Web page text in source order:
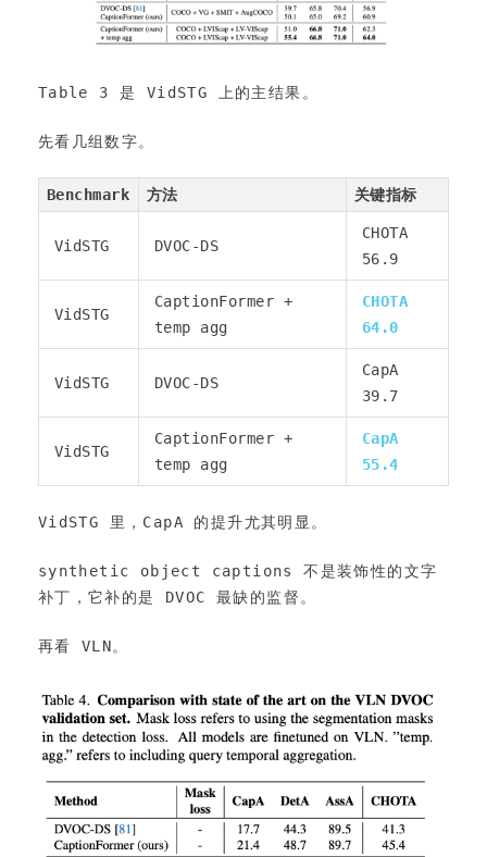
Table 3 是 VidSTG 上的主结果。
先看几组数字。
Benchmark 方法 关键指标
VidSTG DVOC-DS
CHOTA
56.9
VidSTG
CaptionFormer +
temp agg
CHOTA
64.0
VidSTG DVOC-DS
CapA
39.7
VidSTG
CaptionFormer +
temp agg
CapA
55.4
VidSTG 里，CapA 的提升尤其明显。
synthetic object captions 不是装饰性的文字
补丁，它补的是 DVOC 最缺的监督。
再看 VLN。